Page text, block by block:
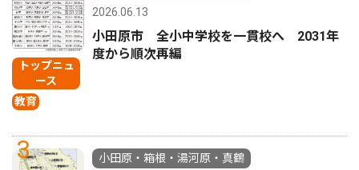
トップニュ
ース
教育
2026.06.13
小田原市 全小中学校を一貫校へ 2031年
度から順次再編
3
小田原・箱根・湯河原・真鶴